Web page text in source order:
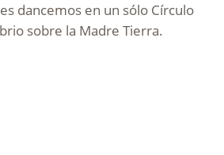
dancemos en un sólo Círculo
sobre la Madre Tierra.